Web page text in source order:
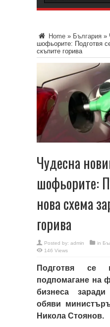
Home » България »
шофьорите: Подготвя
скъпите горива
Чудесна
шофьорите:
нова схема
горива
Posted by: admin in
146 Views
Подготвя се
подпомагане на
бизнеса
обяви
Никола Стоянов.